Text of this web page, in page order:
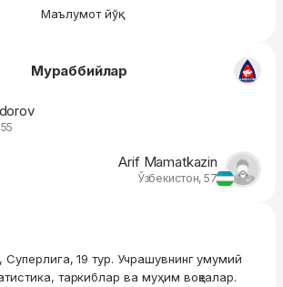
Маълумот йўқ
Мураббийлар
Arif Mamatkazin
Ўзбекистон, 57
19 тур. Учрашувнинг умумий
таркиблар ва муҳим воқеалар.